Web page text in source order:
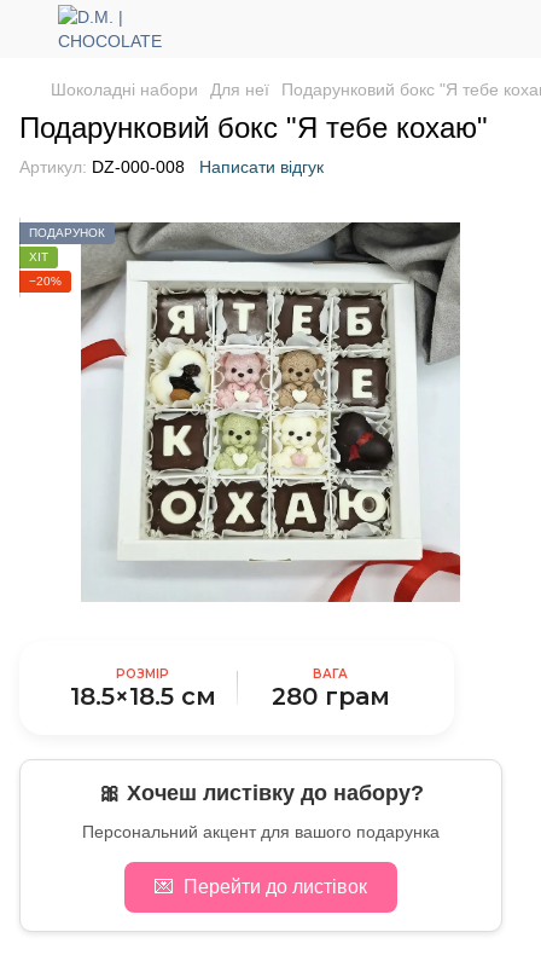
Шоколадні набори Для неї Подарунковий бокс "Я тебе
Подарунковий бокс "Я тебе кохаю"
Артикул: DZ-000-008 Написати відгук
ПОДАРУНОК
ХІТ
−20%
РОЗМІР
18.5×18.5 см
ВАГА
280 грам
🎀 Хочеш листівку до набору?
Персональний акцент для вашого подарунка
💌 Перейти до листівок